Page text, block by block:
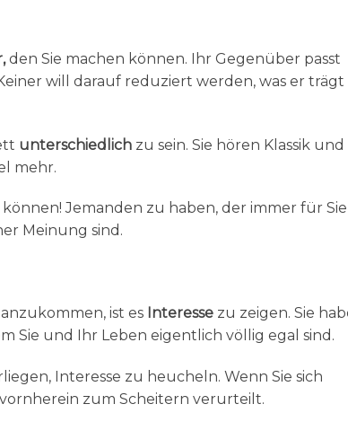
den Sie machen können. Ihr Gegenüber passt
will darauf reduziert werden, was er
unterschiedlich zu sein. Sie hören Klassik
mehr.
können! Jemanden zu haben, der immer für
Meinung sind.
ist es Interesse zu zeigen. Sie
Sie und Ihr Leben eigentlich völlig egal sind.
Interesse zu heucheln. Wenn Sie sich
zum Scheitern verurteilt.